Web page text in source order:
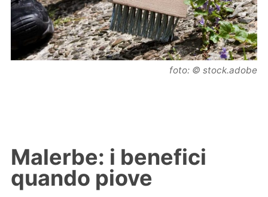
foto: © stock.adobe
Malerbe: i benefici
quando piove